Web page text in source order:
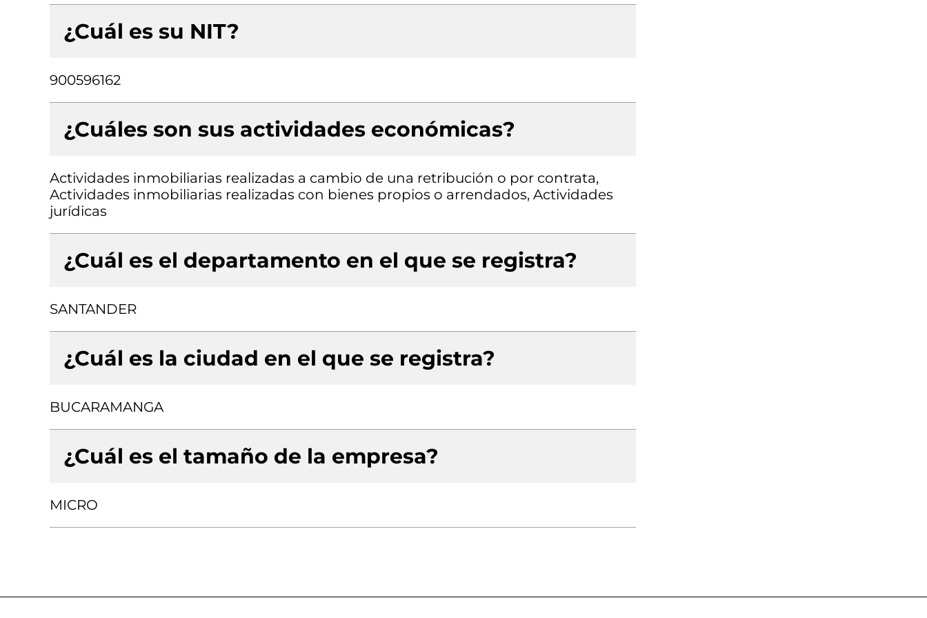
¿Cuál es su NIT?
900596162
¿Cuáles son sus actividades económicas?
Actividades inmobiliarias realizadas a cambio de una retribución o por contrata,
Actividades inmobiliarias realizadas con bienes propios o arrendados, Actividades
jurídicas
¿Cuál es el departamento en el que se registra?
SANTANDER
¿Cuál es la ciudad en el que se registra?
BUCARAMANGA
¿Cuál es el tamaño de la empresa?
MICRO